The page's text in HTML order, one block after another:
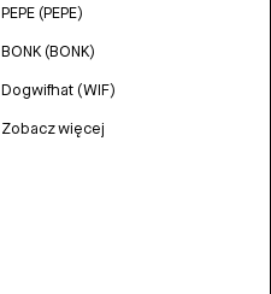
PEPE (PEPE)
BONK (BONK)
Dogwifhat (WIF)
Zobacz więcej